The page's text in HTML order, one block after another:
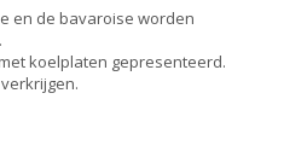
en de bavaroise worden
koelplaten gepresenteerd.